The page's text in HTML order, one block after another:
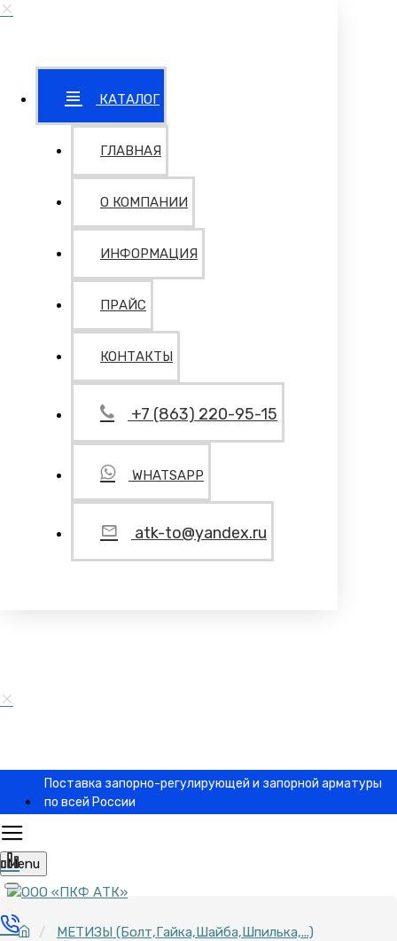
КАТАЛОГ
ГЛАВНАЯ
О КОМПАНИИ
ИНФОРМАЦИЯ
ПРАЙС
КОНТАКТЫ
+7 (863) 220-95-15
WHATSAPP
atk-to@yandex.ru
Поставка запорно-регулирующей и запорной арматуры
по всей России
Menu
МЕТИЗЫ (Болт,Гайка,Шайба,Шпилька,...)